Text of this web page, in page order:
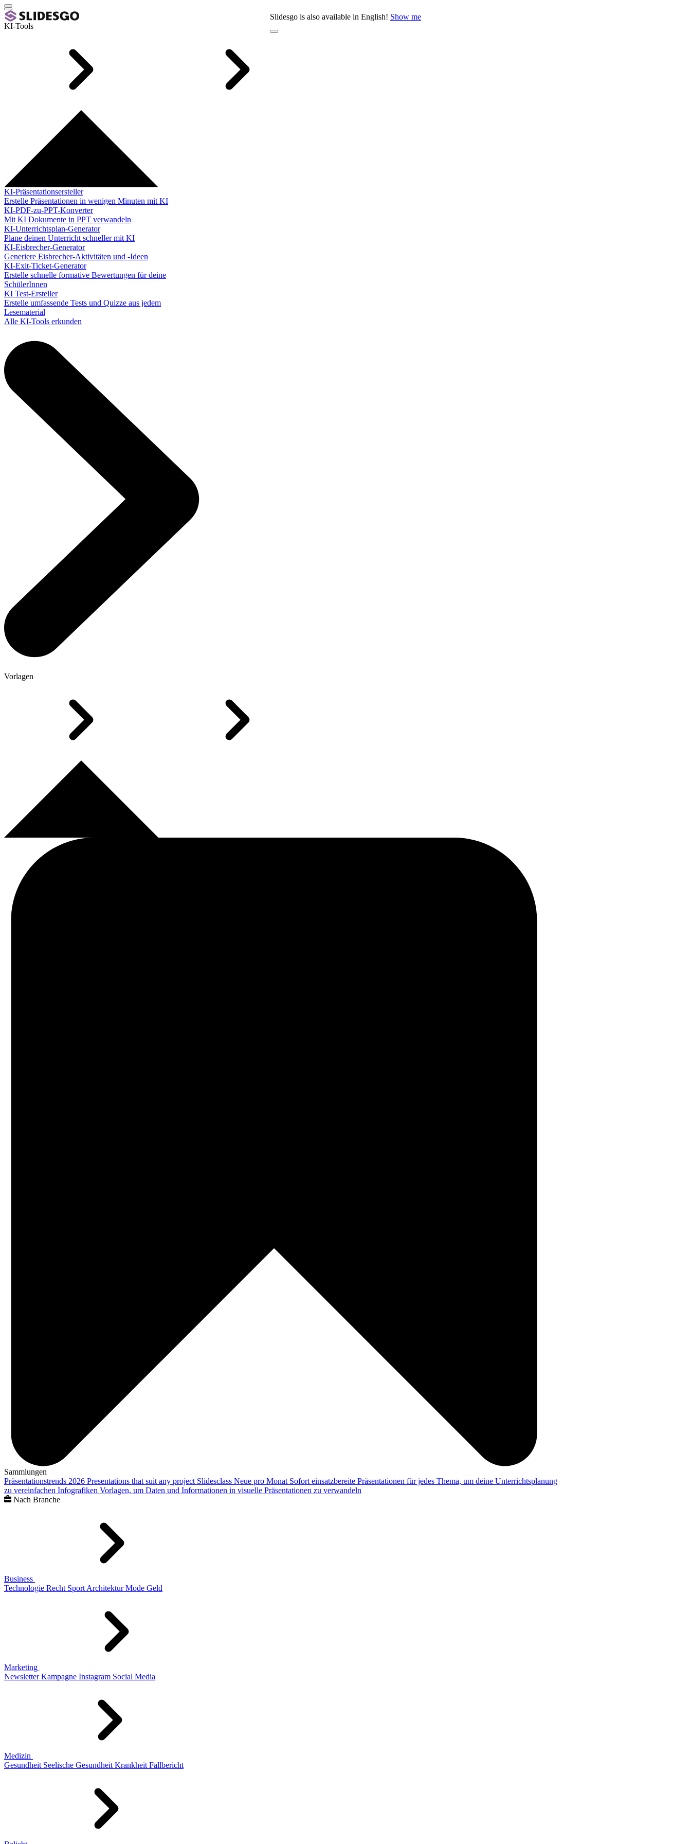
Slidesgo is also available in English! Show me
KI-Tools
KI-Präsentationsersteller
Erstelle Präsentationen in wenigen Minuten mit KI
KI-PDF-zu-PPT-Konverter
Mit KI Dokumente in PPT verwandeln
KI-Unterrichtsplan-Generator
Plane deinen Unterricht schneller mit KI
KI-Eisbrecher-Generator
Generiere Eisbrecher-Aktivitäten und -Ideen
KI-Exit-Ticket-Generator
Erstelle schnelle formative Bewertungen für deine
SchülerInnen
KI Test-Ersteller
Erstelle umfassende Tests und Quizze aus jedem
Lesematerial
Alle KI-Tools erkunden
Vorlagen
Sammlungen
Präsentationstrends 2026 Presentations that suit any project Slidesclass Neue pro Monat Sofort einsatzbereite Präsentationen für jedes Thema, um deine Unterrichtsplanung
zu vereinfachen Infografiken Vorlagen, um Daten und Informationen in visuelle Präsentationen zu verwandeln
Nach Branche
Business
Technologie Recht Sport Architektur Mode Geld
Marketing
Newsletter Kampagne Instagram Social Media
Medizin
Gesundheit Seelische Gesundheit Krankheit Fallbericht